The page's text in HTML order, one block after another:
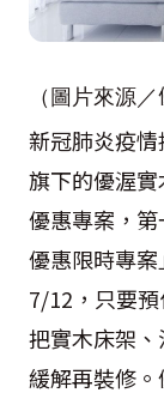
（圖片來源／
新冠肺炎疫
旗下的優渥
優惠專案，
優惠限時專
7/12，只要
把實木床架
緩解再裝修